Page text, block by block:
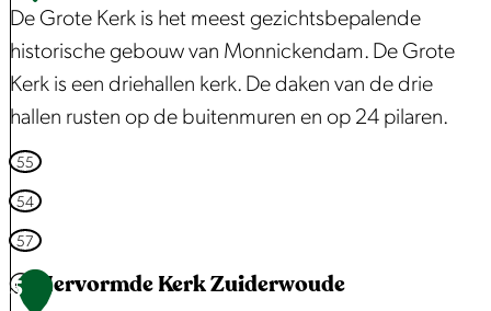
a
a
t
s
D
o
r
r
e
p
o
n
t
I
p
e
n
De Grote Kerk is het meest gezichtsbepalende
historische gebouw van Monnickendam. De Grote
Kerk is een driehallen kerk. De daken van de drie
hallen rusten op de buitenmuren en op 24 pilaren.
G
r
o
e
55
54
57
5 Hervormde Kerk Zuiderwoude